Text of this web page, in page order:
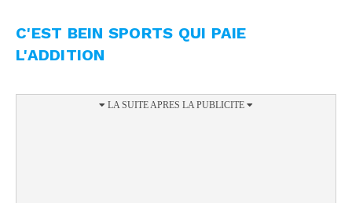
C'EST BEIN SPORTS QUI PAIE
L'ADDITION